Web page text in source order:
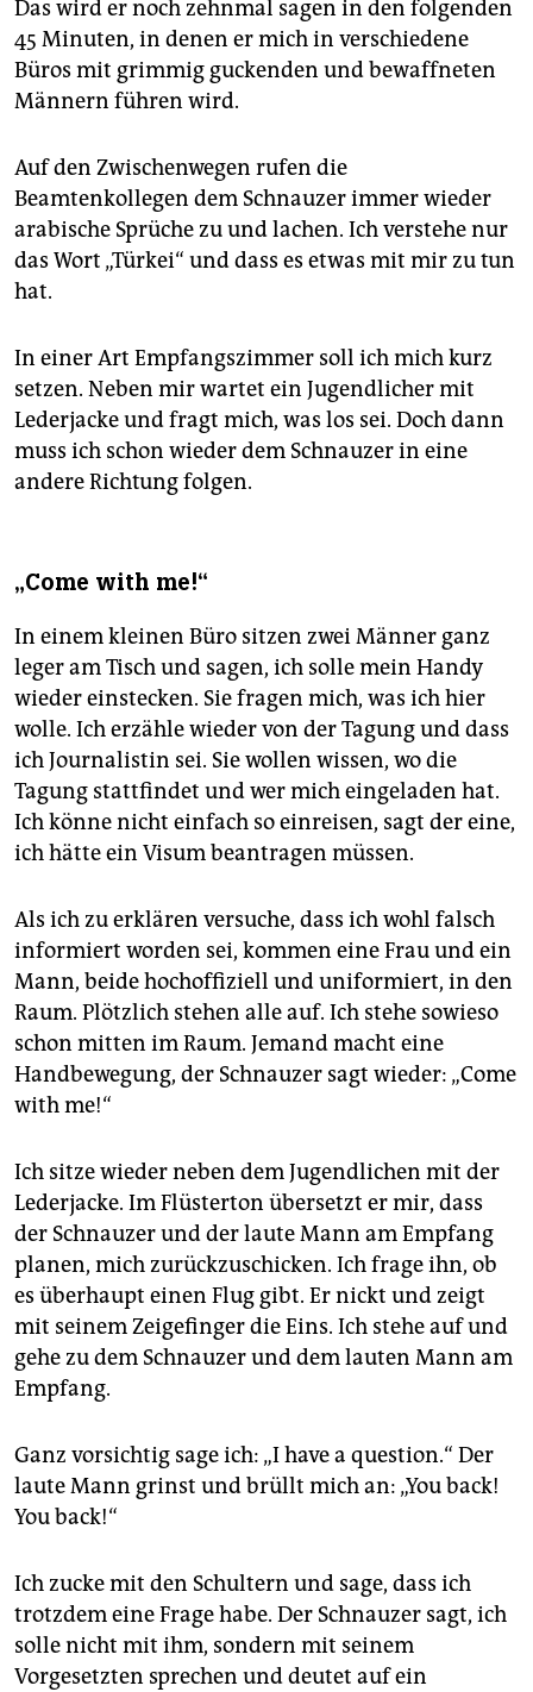
Das wird er noch zehnmal sagen in den folgenden
45 Minuten, in denen er mich in verschiedene
Büros mit grimmig guckenden und bewaffneten
Männern führen wird.
Auf den Zwischenwegen rufen die
Beamtenkollegen dem Schnauzer immer wieder
arabische Sprüche zu und lachen. Ich verstehe nur
das Wort „Türkei“ und dass es etwas mit mir zu tun
hat.
In einer Art Empfangszimmer soll ich mich kurz
setzen. Neben mir wartet ein Jugendlicher mit
Lederjacke und fragt mich, was los sei. Doch dann
muss ich schon wieder dem Schnauzer in eine
andere Richtung folgen.
„Come with me!“
In einem kleinen Büro sitzen zwei Männer ganz
leger am Tisch und sagen, ich solle mein Handy
wieder einstecken. Sie fragen mich, was ich hier
wolle. Ich erzähle wieder von der Tagung und dass
ich Journalistin sei. Sie wollen wissen, wo die
Tagung stattfindet und wer mich eingeladen hat.
Ich könne nicht einfach so einreisen, sagt der eine,
ich hätte ein Visum beantragen müssen.
Als ich zu erklären versuche, dass ich wohl falsch
informiert worden sei, kommen eine Frau und ein
Mann, beide hochoffiziell und uniformiert, in den
Raum. Plötzlich stehen alle auf. Ich stehe sowieso
schon mitten im Raum. Jemand macht eine
Handbewegung, der Schnauzer sagt wieder: „Come
with me!“
Ich sitze wieder neben dem Jugendlichen mit der
Lederjacke. Im Flüsterton übersetzt er mir, dass
der Schnauzer und der laute Mann am Empfang
planen, mich zurückzuschicken. Ich frage ihn, ob
es überhaupt einen Flug gibt. Er nickt und zeigt
mit seinem Zeigefinger die Eins. Ich stehe auf und
gehe zu dem Schnauzer und dem lauten Mann am
Empfang.
Ganz vorsichtig sage ich: „I have a question.“ Der
laute Mann grinst und brüllt mich an: „You back!
You back!“
Ich zucke mit den Schultern und sage, dass ich
trotzdem eine Frage habe. Der Schnauzer sagt, ich
solle nicht mit ihm, sondern mit seinem
Vorgesetzten sprechen und deutet auf ein